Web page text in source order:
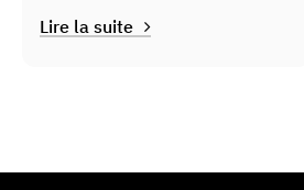
Lire la suite